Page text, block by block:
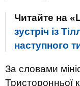
Читайте на
зустріч із
наступного
За словами
Тристоронньої